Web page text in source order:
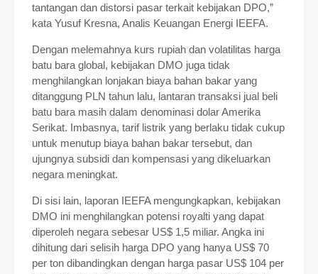
tantangan dan distorsi pasar terkait kebijakan DPO,”
kata Yusuf Kresna, Analis Keuangan Energi IEEFA.
Dengan melemahnya kurs rupiah dan volatilitas harga
batu bara global, kebijakan DMO juga tidak
menghilangkan lonjakan biaya bahan bakar yang
ditanggung PLN tahun lalu, lantaran transaksi jual beli
batu bara masih dalam denominasi dolar Amerika
Serikat. Imbasnya, tarif listrik yang berlaku tidak cukup
untuk menutup biaya bahan bakar tersebut, dan
ujungnya subsidi dan kompensasi yang dikeluarkan
negara meningkat.
Di sisi lain, laporan IEEFA mengungkapkan, kebijakan
DMO ini menghilangkan potensi royalti yang dapat
diperoleh negara sebesar US$ 1,5 miliar. Angka ini
dihitung dari selisih harga DPO yang hanya US$ 70
per ton dibandingkan dengan harga pasar US$ 104 per